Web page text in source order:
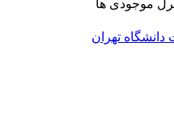
موجودی ها
دانشگاه تهران